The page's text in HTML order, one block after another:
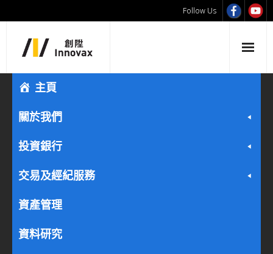
Follow Us
主頁
關於我們
投資銀行
交易及經紀服務
資產管理
資料研究